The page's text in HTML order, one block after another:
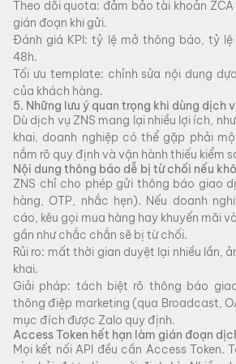
Theo dõi quota: đảm bảo tài khoản
gián đoạn khi gửi.
Đánh giá KPI: tỷ lệ mở thông báo, tỷ
48h.
Tối ưu template: chỉnh sửa nội dung
của khách hàng.
5. Những lưu ý quan trọng khi dùng dịch
Dù dịch vụ ZNS mang lại nhiều lợi ích,
khai, doanh nghiệp có thể gặp phải
nắm rõ quy định và vận hành thiếu kiểm
Nội dung thông báo dễ bị từ chối nếu
ZNS chỉ cho phép gửi thông báo giao
hàng, OTP, nhắc hẹn). Nếu doanh
cáo, kêu gọi mua hàng hay khuyến mãi
gần như chắc chắn sẽ bị từ chối.
Rủi ro: mất thời gian duyệt lại nhiều lần,
khai.
Giải pháp: tách biệt rõ thông báo
thông điệp marketing (qua Broadcast,
mục đích được Zalo quy định.
Access Token hết hạn làm gián đoạn
Mọi kết nối API đều cần Access Token.